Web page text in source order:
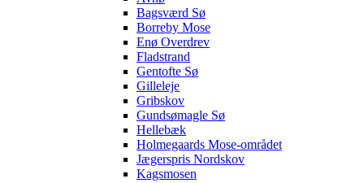
Bagsværd Sø
Borreby Mose
Enø Overdrev
Fladstrand
Gentofte Sø
Gilleleje
Gribskov
Gundsømagle Sø
Hellebæk
Holmegaards Mose-området
Jægerspris Nordskov
Kagsmosen